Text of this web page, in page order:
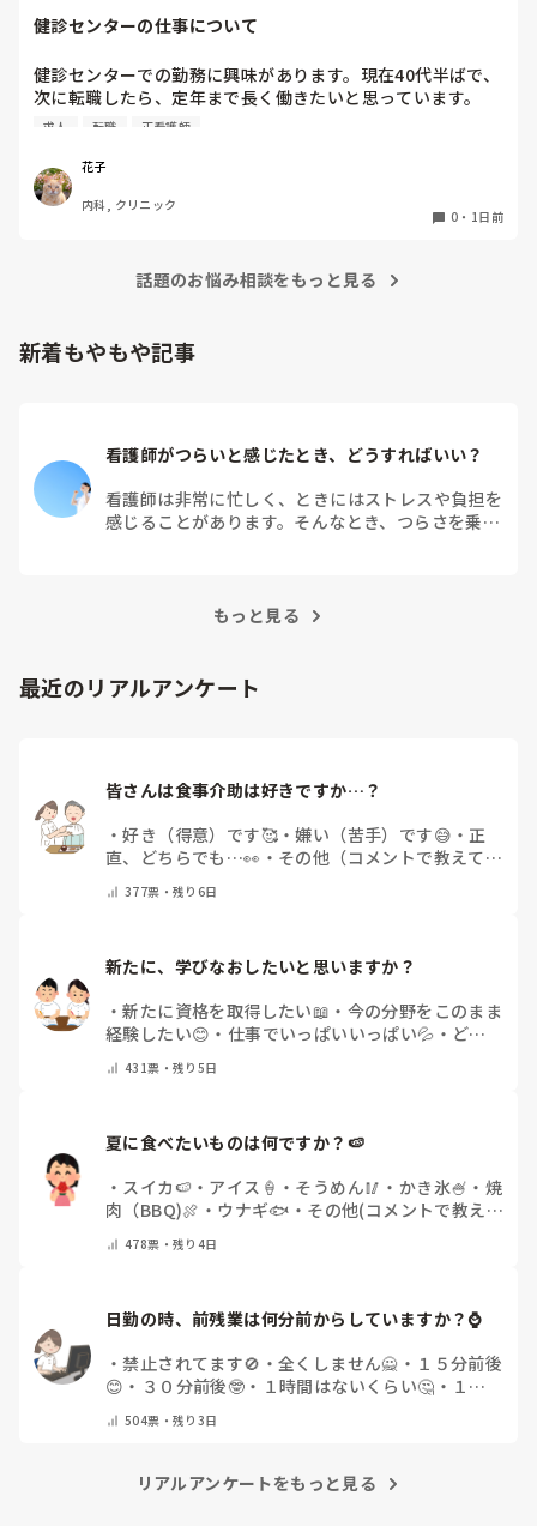
健診センターの仕事について
健診センターでの勤務に興味があります。現在40代半ばで、
次に転職したら、定年まで長く働きたいと思っています。
健診センターは比較的人気があるので、あまり空きがないと
実際、健診センターでの仕事内容は、楽なのでしょうか？ま
た、大変なことは何ですか？
求人 転職 正看護師
花子
内科, クリニック
0 ・ 1日前
話題のお悩み相談をもっと見る
新着もやもや記事
看護師がつらいと感じたとき、どうすればいい？
看護師は非常に忙しく、ときにはストレスや負担を
感じることがあります。そんなとき、つらさを乗り
もっと見る
最近のリアルアンケート
皆さんは食事介助は好きですか…？
・好き（得意）です🥰・嫌い（苦手）です😅 ・正
直、どちらでも…👀 ・ その他（コメントで教えてく
ださい）
377票・残り6日
新たに、学びなおしたいと思いますか？
・新たに資格を取得したい📖 ・ 今の分野をこのまま
経験したい😊 ・ 仕事でいっぱいいっぱい💦 ・ どん
な自分になりたいか探し中🧐
教えてください）
431票・残り5日
夏に食べたいものは何ですか？🍉
・ スイカ🍉 ・ アイス🍦 ・ そうめん🥢 ・ かき氷🍧 ・ 焼
肉（BBQ)🍖 ・ ウナギ🐟 ・ その他(コメントで教え
てください)
478票・残り4日
日勤の時、前残業は何分前からしていますか？⌚
・禁止されてます🚫 ・ 全くしません🙅 ・ １５分前後
😊 ・ ３０分前後🤓 ・ １時間はないくらい🤔 ・ １時
間以上…😨
504票・残り3日
リアルアンケートをもっと見る